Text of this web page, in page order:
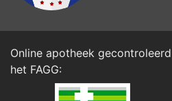
Online apotheek
het FAGG: